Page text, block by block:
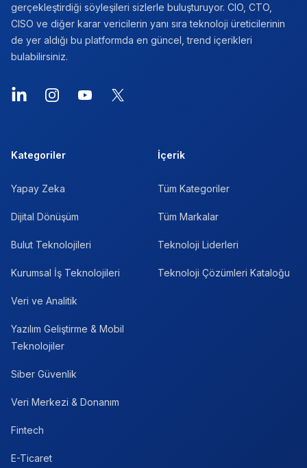
gerçekleştirdiği söyleşileri sizlerle buluşturuyor. CIO, CTO,
CISO ve diğer karar vericilerin yanı sıra teknoloji üreticilerinin
de yer aldığı bu platformda en güncel, trend içerikleri
bulabilirsiniz.
LinkedInInstagramYouTube
X
Kategoriler
Yapay Zeka
Dijital Dönüşüm
Bulut Teknolojileri
Kurumsal İş Teknolojileri
Veri ve Analitik
Yazılım Geliştirme & Mobil
Teknolojiler
Siber Güvenlik
Veri Merkezi & Donanım
Fintech
E-Ticaret
İçerik
Tüm Kategoriler
Tüm Markalar
Teknoloji Liderleri
Teknoloji Çözümleri Kataloğu